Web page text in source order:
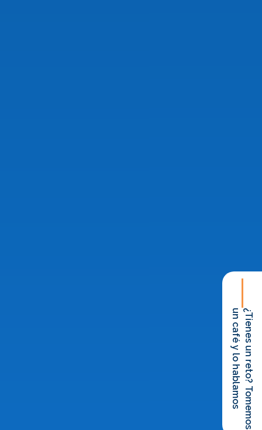
¿Tienes un reto? Tomemos
un café y lo hablamos